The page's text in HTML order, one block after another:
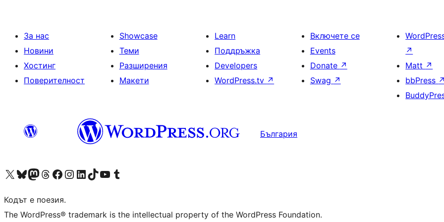
За нас
Новини
Хостинг
Поверителност
Showcase
Теми
Разширения
Макети
Learn
Поддръжка
Developers
WordPress.tv ↗
Включете се
Events
Donate ↗
Swag ↗
↗
Matt ↗
bbPress ↗
България
Visit our X (formerly Twitter) account
Visit our Bluesky account
Visit our Mastodon account
Visit our Threads account
Посетете нашата страница във Facebook
Посетете нашия профил в Instagram
Посетете нашия профил в LinkedIn
Visit our TikTok account
Visit our YouTube channel
Visit our Tumblr account
Кодът е поезия.
The WordPress® trademark is the intellectual property of the WordPress Foundation.